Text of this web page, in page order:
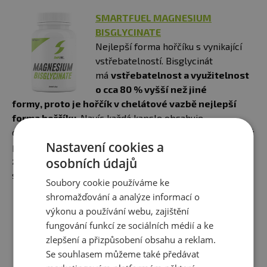
SMARTFUEL MAGNESIUM
BISGLYCINATE
Nejlepší forma hořčíku s vynikající
vstřebatelností. Bisglycinát
má vstřebatelnost a využitelnost
o cca 80 % vyšší než jiné
formy, proto je hořčík v chelátové vazbě nejlepší
forma hořčíku. Navíc každá kapsle obsahuje
doporučenou denní dávku vitamínu B6, který je nezbytný
pro optimální využití hořčíku. Vitamín B6 ještě více
zvyšuje vstřebatelnost a poskytuje rychlejší úlevu od
symptomů nedostatku hořčíku.
100% MAGNESIUM BISGLYCINATE
Obsahuje hořčík ve formě vysoce
využitelného bisglycinátu
hořečnatého. Tato forma
Nastavení cookies a
osobních údajů
Soubory cookie používáme ke
shromažďování a analýze informací o
výkonu a používání webu, zajištění
fungování funkcí ze sociálních médií a ke
zlepšení a přizpůsobení obsahu a reklam.
Se souhlasem můžeme také předávat